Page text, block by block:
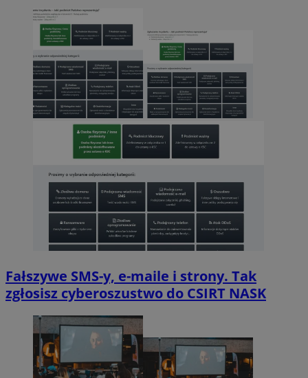
Fałszywe SMS-y, e-maile i strony. Tak
zgłosisz cyberoszustwo do CSIRT NASK